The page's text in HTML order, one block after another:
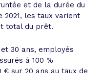
et de la durée du
2021, les taux varient
total du prêt.
30 ans, employés
à 100 %
€ sur 20 ans au taux de